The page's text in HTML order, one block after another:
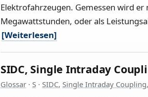
Elektrofahrzeugen. Gemessen wird
Megawattstunden, oder als
[Weiterlesen]
SIDC, Single Intraday
Glossar· S· SIDC, Single Intraday Coupling,